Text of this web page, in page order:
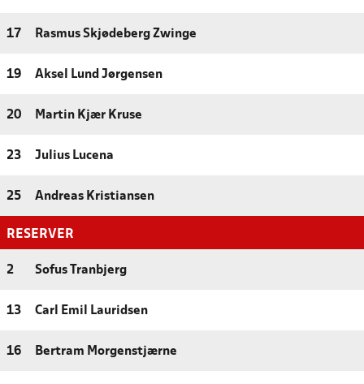
17 Rasmus Skjødeberg Zwinge
19 Aksel Lund Jørgensen
20 Martin Kjær Kruse
23 Julius Lucena
25 Andreas Kristiansen
RESERVER
2 Sofus Tranbjerg
13 Carl Emil Lauridsen
16 Bertram Morgenstjærne